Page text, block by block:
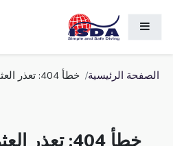
واجهة جانبية
الصفحة الرئيسية خطأ 404: تعذر العثور على الملف
خطأ 404: تعذر العثور على الملف